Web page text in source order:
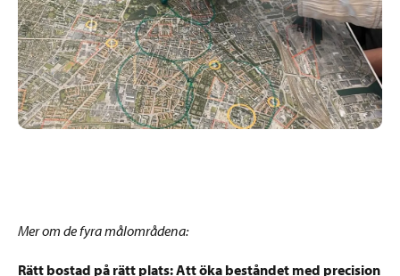
Mer om de fyra målområdena:
Rätt bostad på rätt plats: Att öka beståndet med precision